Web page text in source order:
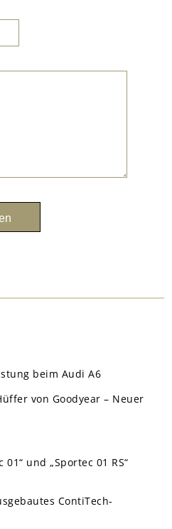
beim Audi A6
von Goodyear – Neuer
und „Sportec 01 RS“
ContiTech-